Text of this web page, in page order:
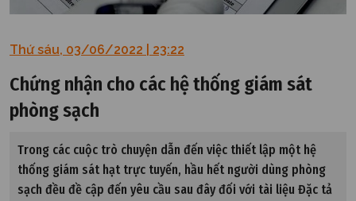
Thứ sáu, 03/06/2022 | 23:22
Chứng nhận cho các hệ thống giám sát
phòng sạch
Trong các cuộc trò chuyện dẫn đến việc thiết lập một hệ
thống giám sát hạt trực tuyến, hầu hết người dùng phòng
sạch đều đề cập đến yêu cầu sau đây đối với tài liệu Đặc tả